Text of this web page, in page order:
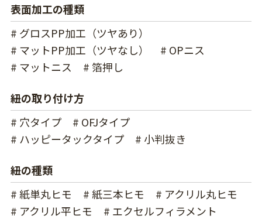
表面加工の種類
# グロスPP加工（ツヤあり）
# マットPP加工（ツヤなし）
# OPニス
# マットニス
# 箔押し
紐の取り付け方
# 穴タイプ
# OFJタイプ
# ハッピータックタイプ
# 小判抜き
紐の種類
# 紙単丸ヒモ
# 紙三本ヒモ
# アクリル丸ヒモ
# アクリル平ヒモ
# エクセルフィラメント